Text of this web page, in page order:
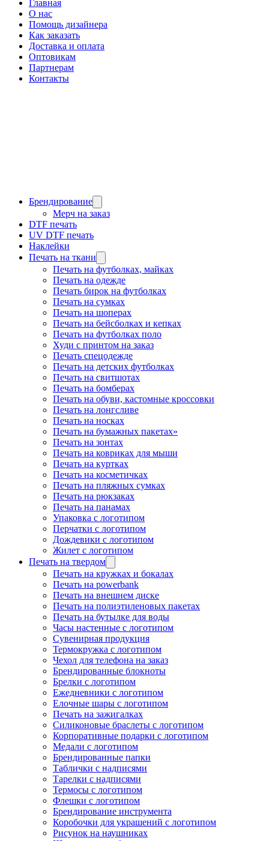
Главная
О нас
Помощь дизайнера
Как заказать
Доставка и оплата
Оптовикам
Партнерам
Контакты
Брендирование
Мерч на заказ
DTF печать
UV DTF печать
Наклейки
Печать на ткани
Печать на футболках, майках
Печать на одежде
Печать бирок на футболках
Печать на сумках
Печать на шоперах
Печать на бейсболках и кепках
Печать на футболках поло
Худи с принтом на заказ
Печать спецодежде
Печать на детских футболках
Печать на свитшотах
Печать на бомберах
Печать на обуви, кастомные кроссовки
Печать на лонгсливе
Печать на носках
Печать на бумажных пакетах»
Печать на зонтах
Печать на ковриках для мыши
Печать на куртках
Печать на косметичках
Печать на пляжных сумках
Печать на рюкзаках
Печать на панамах
Упаковка с логотипом
Перчатки с логотипом
Дождевики с логотипом
Жилет с логотипом
Печать на твердом
Печать на кружках и бокалах
Печать на powerbank
Печать на внешнем диске
Печать на полиэтиленовых пакетах
Печать на бутылке для воды
Часы настенные с логотипом
Сувенирная продукция
Термокружка с логотипом
Чехол для телефона на заказ
Брендированные блокноты
Брелки с логотипом
Ежедневники с логотипом
Елочные шары с логотипом
Печать на зажигалках
Силиконовые браслеты с логотипом
Корпоративные подарки с логотипом
Медали с логотипом
Брендированные папки
Таблички с надписями
Тарелки с надписями
Термосы с логотипом
Флешки с логотипом
Брендирование инструмента
Коробочки для украшений с логотипом
Рисунок на наушниках